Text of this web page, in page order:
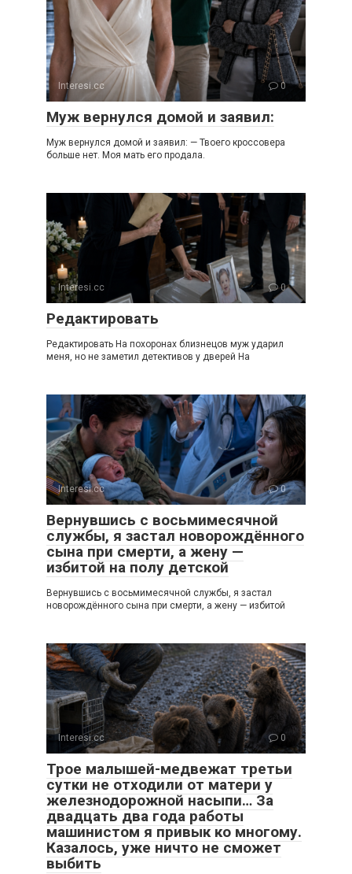
Interesi.cc 0
Муж вернулся домой и заявил:
Муж вернулся домой и заявил: — Твоего кроссовера
больше нет. Моя мать его продала.
Interesi.cc 0
Редактировать
Редактировать На похоронах близнецов муж ударил
меня, но не заметил детективов у дверей На
Interesi.cc 0
Вернувшись с восьмимесячной
службы, я застал новорождённого
сына при смерти, а жену —
избитой на полу детской
Вернувшись с восьмимесячной службы, я застал
новорождённого сына при смерти, а жену — избитой
Interesi.cc 0
Трое малышей-медвежат третьи
сутки не отходили от матери у
железнодорожной насыпи… За
двадцать два года работы
машинистом я привык ко многому.
Казалось, уже ничто не сможет
выбить